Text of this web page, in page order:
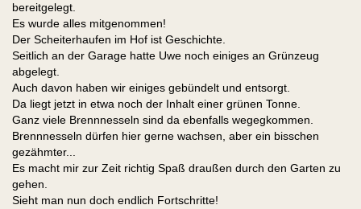
bereitgelegt.
Es wurde alles mitgenommen!
Der Scheiterhaufen im Hof ist Geschichte.
Seitlich an der Garage hatte Uwe noch einiges an Grünzeug
abgelegt.
Auch davon haben wir einiges gebündelt und entsorgt.
Da liegt jetzt in etwa noch der Inhalt einer grünen Tonne.
Ganz viele Brennnesseln sind da ebenfalls wegegkommen.
Brennnesseln dürfen hier gerne wachsen, aber ein bisschen
gezähmter...
Es macht mir zur Zeit richtig Spaß draußen durch den Garten zu
gehen.
Sieht man nun doch endlich Fortschritte!